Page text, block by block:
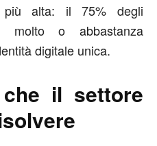
più alta: il 75% degli
molto o abbastanza
digitale unica.
il settore